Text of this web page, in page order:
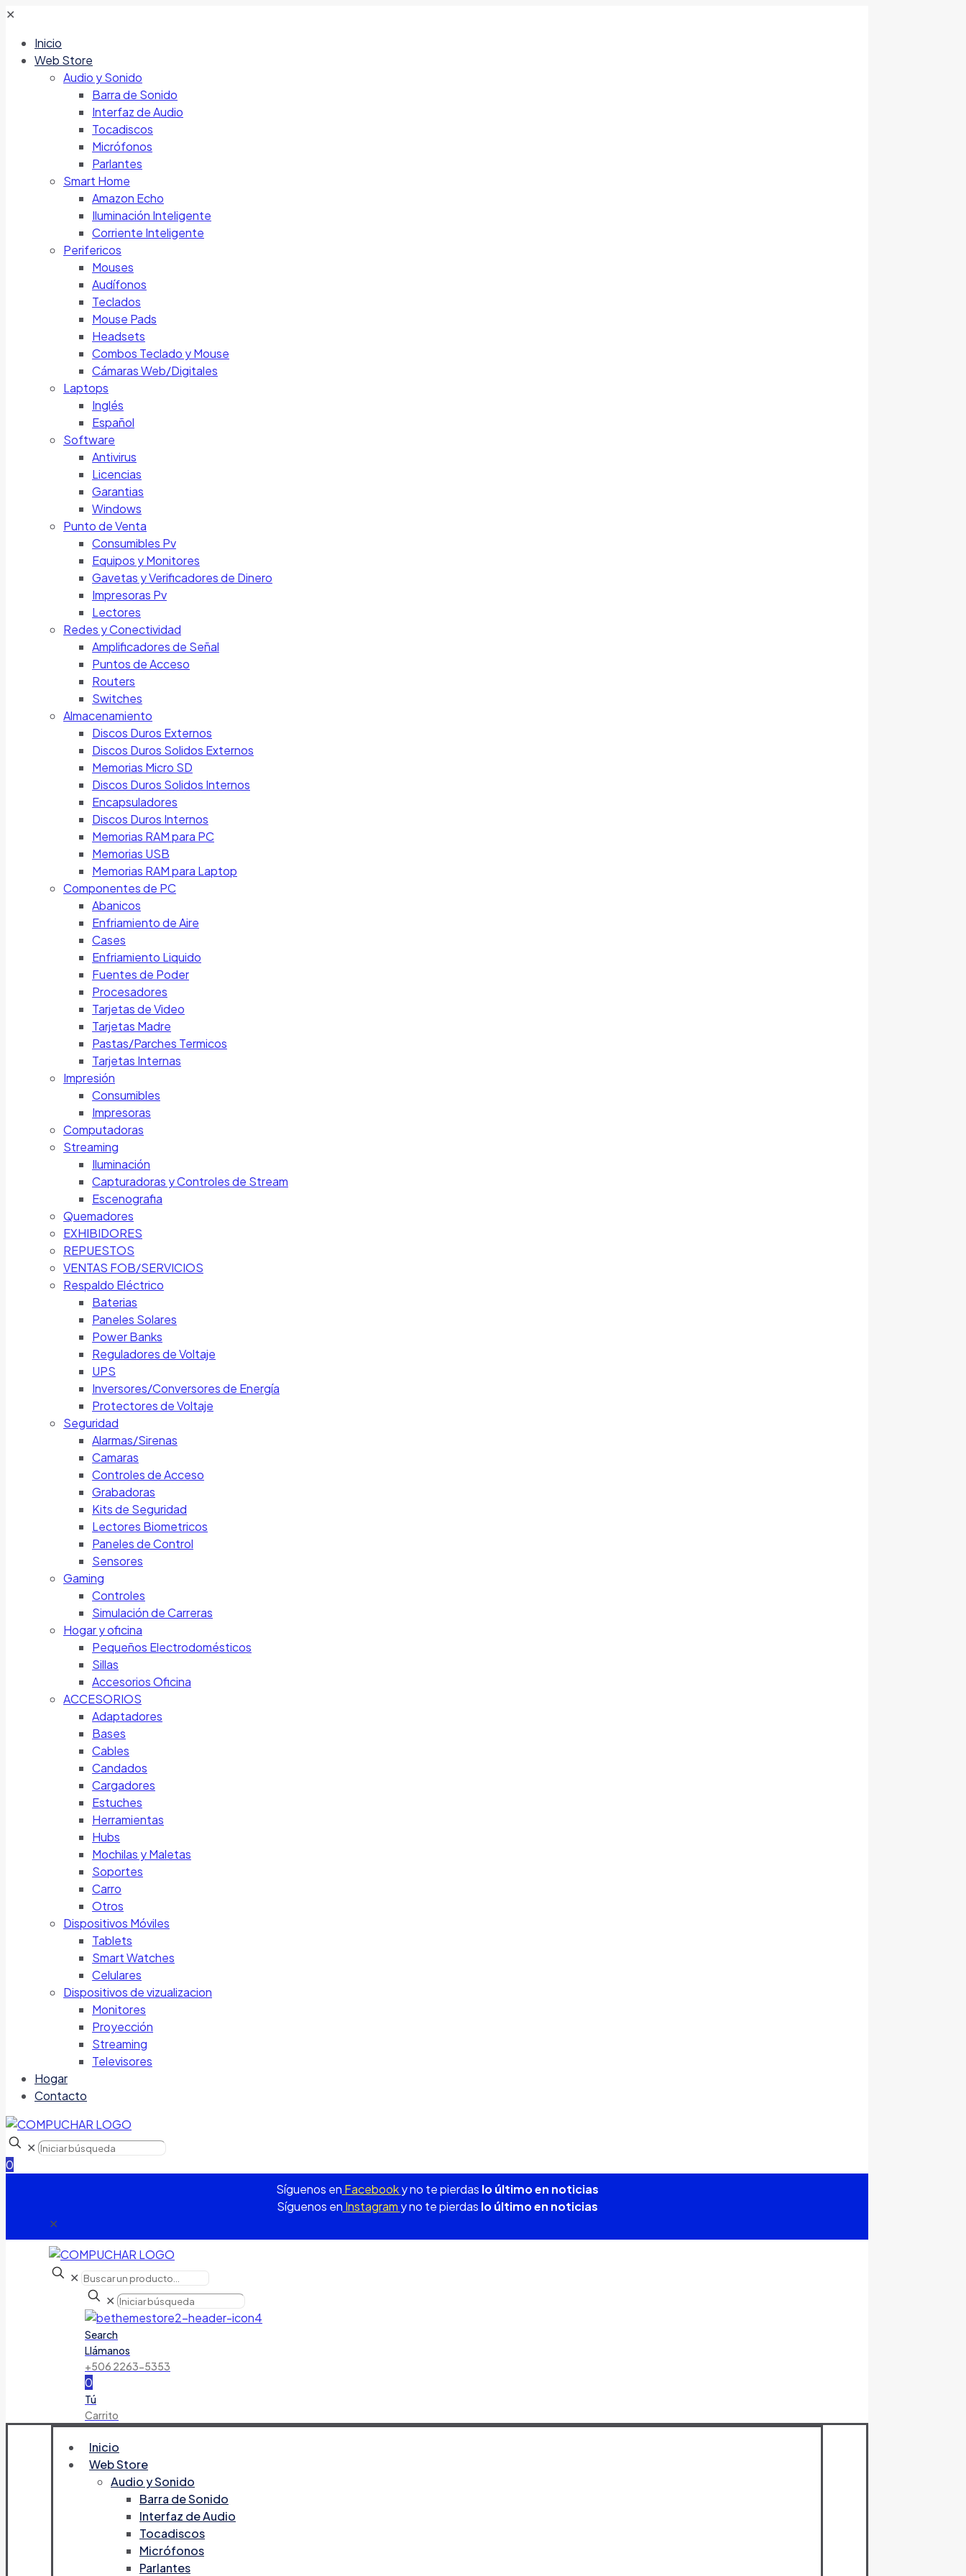
✕
Inicio
Web Store
Audio y Sonido
Barra de Sonido
Interfaz de Audio
Tocadiscos
Micrófonos
Parlantes
Smart Home
Amazon Echo
Iluminación Inteligente
Corriente Inteligente
Perifericos
Mouses
Audífonos
Teclados
Mouse Pads
Headsets
Combos Teclado y Mouse
Cámaras Web/Digitales
Laptops
Inglés
Español
Software
Antivirus
Licencias
Garantias
Windows
Punto de Venta
Consumibles Pv
Equipos y Monitores
Gavetas y Verificadores de Dinero
Impresoras Pv
Lectores
Redes y Conectividad
Amplificadores de Señal
Puntos de Acceso
Routers
Switches
Almacenamiento
Discos Duros Externos
Discos Duros Solidos Externos
Memorias Micro SD
Discos Duros Solidos Internos
Encapsuladores
Discos Duros Internos
Memorias RAM para PC
Memorias USB
Memorias RAM para Laptop
Componentes de PC
Abanicos
Enfriamiento de Aire
Cases
Enfriamiento Liquido
Fuentes de Poder
Procesadores
Tarjetas de Video
Tarjetas Madre
Pastas/Parches Termicos
Tarjetas Internas
Impresión
Consumibles
Impresoras
Computadoras
Streaming
Iluminación
Capturadoras y Controles de Stream
Escenografia
Quemadores
EXHIBIDORES
REPUESTOS
VENTAS FOB/SERVICIOS
Respaldo Eléctrico
Baterias
Paneles Solares
Power Banks
Reguladores de Voltaje
UPS
Inversores/Conversores de Energía
Protectores de Voltaje
Seguridad
Alarmas/Sirenas
Camaras
Controles de Acceso
Grabadoras
Kits de Seguridad
Lectores Biometricos
Paneles de Control
Sensores
Gaming
Controles
Simulación de Carreras
Hogar y oficina
Pequeños Electrodomésticos
Sillas
Accesorios Oficina
ACCESORIOS
Adaptadores
Bases
Cables
Candados
Cargadores
Estuches
Herramientas
Hubs
Mochilas y Maletas
Soportes
Carro
Otros
Dispositivos Móviles
Tablets
Smart Watches
Celulares
Dispositivos de vizualizacion
Monitores
Proyección
Streaming
Televisores
Hogar
Contacto
✕
0
Síguenos en Facebooky no te pierdas lo último en noticias
Síguenos en Instagram y no te pierdas lo último en noticias
✕
✕
✕
Search
Llámanos
+506 2263-5353
0
Tú
Carrito
Inicio
Web Store
Audio y Sonido
Barra de Sonido
Interfaz de Audio
Tocadiscos
Micrófonos
Parlantes